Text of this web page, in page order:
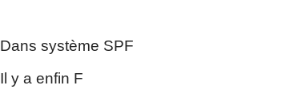
Dans système SPF
Il y a enfin F